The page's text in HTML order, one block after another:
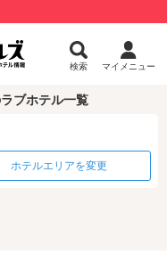
検索 マイメニュー
ブホテル一覧
ホテルエリアを変更